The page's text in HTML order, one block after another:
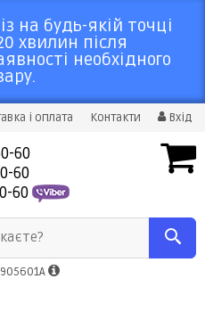
на будь-якій точці
хвилин після
необхідного
і оплата Контакти Вхід
60
60
60